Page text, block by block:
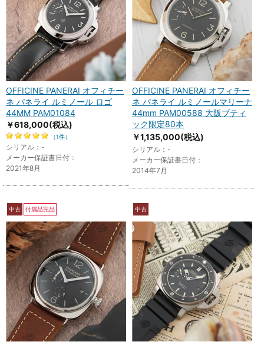
OFFICINE PANERAI オフィチー
ネ パネライ ルミノール ロゴ
44MM PAM01084
￥618,000(税込)
（1件）
シリアル：-
メーカー保証書日付：
2021年8月
OFFICINE PANERAI オフィチー
ネ パネライ ルミノールマリーナ
44mm PAM00588 大阪ブティ
ック限定80本
￥1,135,000(税込)
シリアル：-
メーカー保証書日付：
2014年7月
中古 付属品完品 中古